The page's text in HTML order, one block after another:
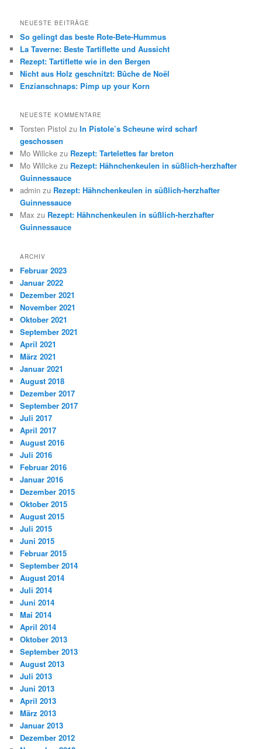
NEUESTE BEITRÄGE
So gelingt das beste Rote-Bete-Hummus
La Taverne: Beste Tartiflette und Aussicht
Rezept: Tartiflette wie in den Bergen
Nicht aus Holz geschnitzt: Bûche de Noël
Enzianschnaps: Pimp up your Korn
NEUESTE KOMMENTARE
Torsten Pistol zuIn Pistole’s Scheune wird scharf
geschossen
Mo Willcke zu Rezept: Tartelettes far breton
Mo Willcke zu Rezept: Hähnchenkeulen in süßlich-herzhafter
Guinnessauce
admin zu Rezept: Hähnchenkeulen in süßlich-herzhafter
Guinnessauce
Max zu Rezept: Hähnchenkeulen in süßlich-herzhafter
Guinnessauce
ARCHIV
Februar 2023
Januar 2022
Dezember 2021
November 2021
Oktober 2021
September 2021
April 2021
März 2021
Januar 2021
August 2018
Dezember 2017
September 2017
Juli 2017
April 2017
August 2016
Juli 2016
Februar 2016
Januar 2016
Dezember 2015
Oktober 2015
August 2015
Juli 2015
Juni 2015
Februar 2015
September 2014
August 2014
Juli 2014
Juni 2014
Mai 2014
April 2014
Oktober 2013
September 2013
August 2013
Juli 2013
Juni 2013
April 2013
März 2013
Januar 2013
Dezember 2012